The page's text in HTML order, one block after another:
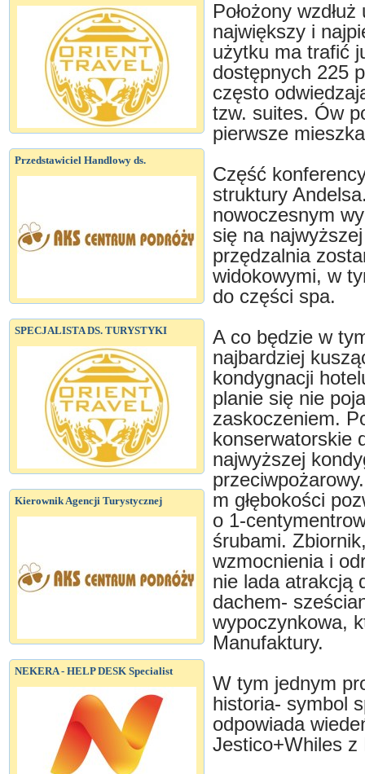
Przedstawiciel Handlowy ds.
SPECJALISTA DS. TURYSTYKI
Kierownik Agencji Turystycznej
NEKERA - HELP DESK Specialist
Położony
największy i
użytku ma trafić
dostępnych 225
często
tzw. suites. Ów
pierwsze
Część
struktury
nowoczesnym
się na
przędzalnia
widokowymi, w
do części spa.
A co będzie w
najbardziej
kondygnacji
planie się nie
zaskoczeniem.
konserwatorskie
najwyższej
m głębokości
o 1-
śrubami.
wzmocnienia i
nie lada atrakcją
dachem-
wypoczynkowa,
Manufaktury.
W tym jednym
historia- symbol
odpowiada
Jestico+Whiles z